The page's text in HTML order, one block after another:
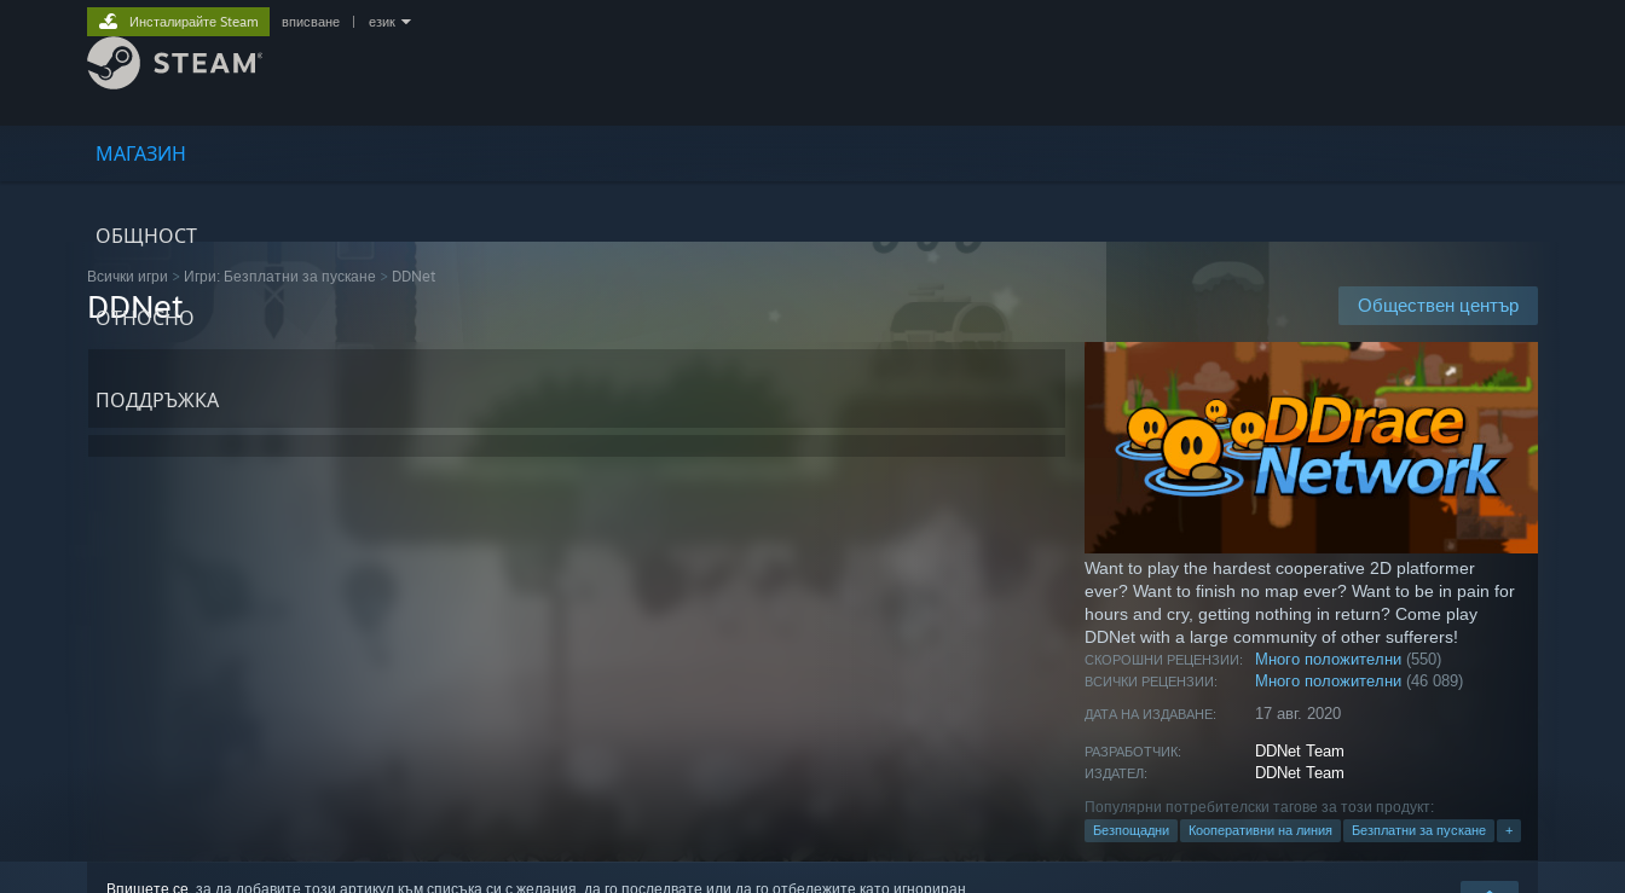
МАГАЗИН
ОБЩНОСТ
ОТНОСНО
ПОДДРЪЖКА
Инсталирайте Steam вписване език
Всички игри > Игри: Безплатни за пускане > DDNet
Обществен център
DDNet
Want to play the hardest cooperative 2D platformer
ever? Want to finish no map ever? Want to be in pain for
hours and cry, getting nothing in return? Come play
DDNet with a large community of other sufferers!
СКОРОШНИ РЕЦЕНЗИИ: Много положителни (550)
ВСИЧКИ РЕЦЕНЗИИ: Много положителни (46 089)
ДАТА НА ИЗДАВАНЕ: 17 авг. 2020
РАЗРАБОТЧИК: DDNet Team
ИЗДАТЕЛ: DDNet Team
Популярни потребителски тагове за този продукт:
Безпощадни Кооперативни на линия Безплатни за пускане +